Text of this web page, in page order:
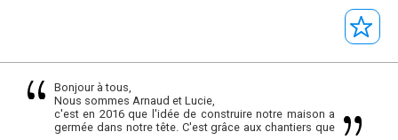
Bonjour à tous,
Nous sommes Arnaud et Lucie,
c'est en 2016 que l'idée de construire notre maison a
germée dans notre tête. C'est grâce aux chantiers que